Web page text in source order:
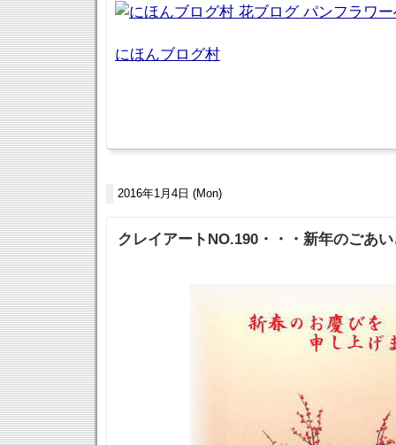
にほんブログ村
2016年1月4日 (Mon)
クレイアートNO.190・・・新年のごあ